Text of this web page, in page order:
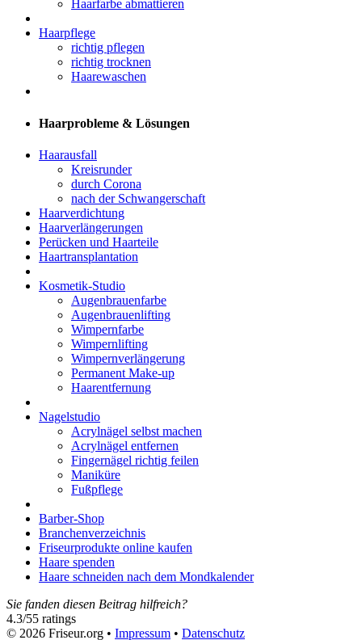
Haarfarbe abmattieren
Haarpflege
richtig pflegen
richtig trocknen
Haarewaschen
Haarprobleme & Lösungen
Haarausfall
Kreisrunder
durch Corona
nach der Schwangerschaft
Haarverdichtung
Haarverlängerungen
Perücken und Haarteile
Haartransplantation
Kosmetik-Studio
Augenbrauenfarbe
Augenbrauenlifting
Wimpernfarbe
Wimpernlifting
Wimpernverlängerung
Permanent Make-up
Haarentfernung
Nagelstudio
Acrylnägel selbst machen
Acrylnägel entfernen
Fingernägel richtig feilen
Maniküre
Fußpflege
Barber-Shop
Branchenverzeichnis
Friseurprodukte online kaufen
Haare spenden
Haare schneiden nach dem Mondkalender
Sie fanden diesen Beitrag hilfreich?
4.3/55 ratings
© 2026 Friseur.org • Impressum • Datenschutz